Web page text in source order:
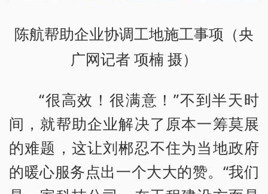
陈航帮助企业协调工地施工事项（央
广网记者 项楠 摄）
“很高效！很满意！”不到半天时
间，就帮助企业解决了原本一筹莫展
的难题，这让刘郴忍不住为当地政府
的暖心服务点出一个大大的赞。“我们